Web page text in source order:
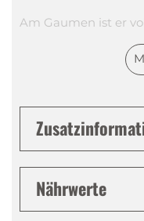
Am Gaumen ist er
Aromen von Honig,
und ein langer,
Tasting Notes
Nährwerte